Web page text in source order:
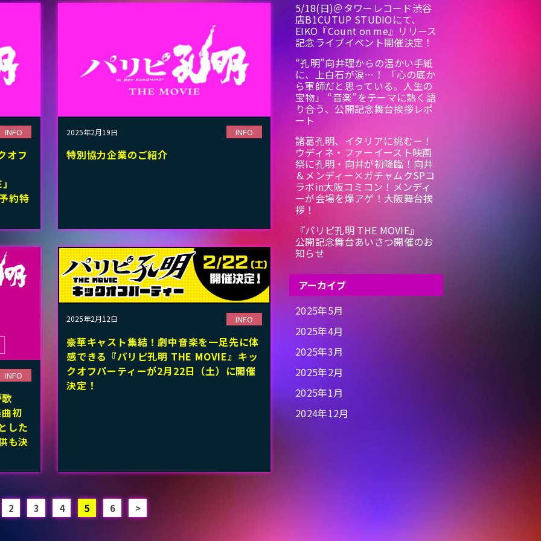
INFO
オフ
約特
2025年2月19日 INFO
特別協力企業のご紹介
INFO
初
した
も決
2025年2月12日 INFO
豪華キャスト集結！劇中音楽を一足先に体
感できる『パリピ孔明 THE MOVIE』キッ
クオフパーティーが2月22日（土）に開催
決定！
2 3 4 5 6 >
5/18(日)＠タワーレコード渋谷
店B1CUTUP STUDIOにて、
EIKO『Count on me』リリース
記念ライブイベント開催決定！
“孔明”向井理からの温かい手紙
に、上白石が涙…！ 「心の底か
ら軍師だと思っている。人生の
宝物」 “音楽”をテーマに熱く語
り合う、公開記念舞台挨拶レポ
ート
諸葛孔明、イタリアに挑むー！
ウディネ・ファーイースト映画
祭に孔明・向井が初降臨！向井
＆メンディー×ガチャムクSPコ
ラボin大阪コミコン！メンディ
ーが会場を爆アゲ！大阪舞台挨
拶！
『パリピ孔明 THE MOVIE』
公開記念舞台あいさつ開催のお
知らせ
アーカイブ
2025年5月
2025年4月
2025年3月
2025年2月
2025年1月
2024年12月